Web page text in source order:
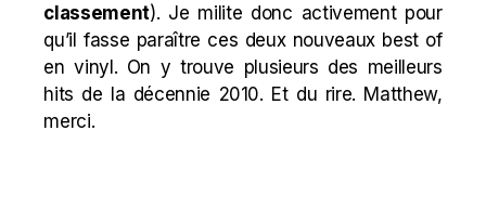
classement). Je milite donc activement pour
qu’il fasse paraître ces deux nouveaux best of
en vinyl. On y trouve plusieurs des meilleurs
hits de la décennie 2010. Et du rire. Matthew,
merci.